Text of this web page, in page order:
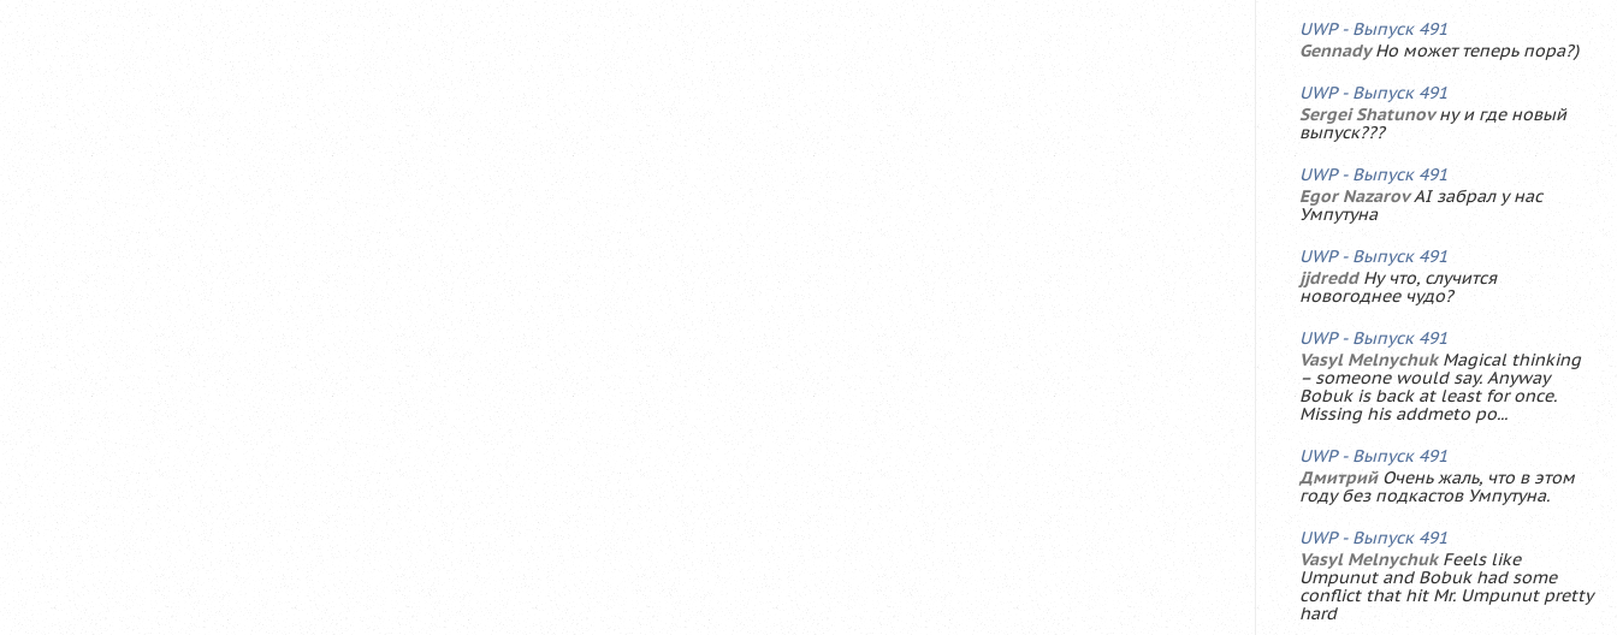
UWP - Выпуск 491
Gennady Но может теперь пора?)
UWP - Выпуск 491
Sergei Shatunov ну и где новый
выпуск???
UWP - Выпуск 491
Egor Nazarov AI забрал у нас
Умпутуна
UWP - Выпуск 491
jjdredd Ну что, случится
новогоднее чудо?
UWP - Выпуск 491
Vasyl Melnychuk Magical thinking
– someone would say. Anyway
Bobuk is back at least for once.
Missing his addmeto po...
UWP - Выпуск 491
Дмитрий Очень жаль, что в этом
году без подкастов Умпутуна.
UWP - Выпуск 491
Vasyl Melnychuk Feels like
Umpunut and Bobuk had some
conflict that hit Mr. Umpunut pretty
hard